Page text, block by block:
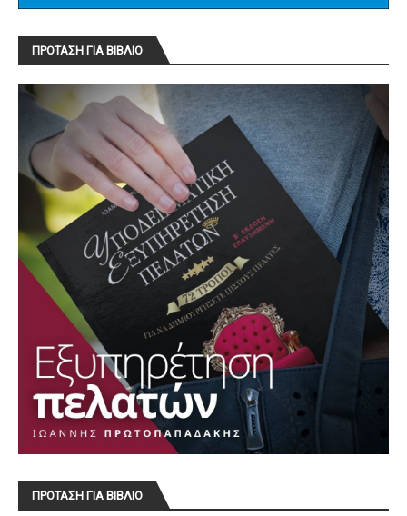
ΠΡΟΤΑΣΗ ΓΙΑ ΒΙΒΛΙΟ
ΠΡΟΤΑΣΗ ΓΙΑ ΒΙΒΛΙΟ